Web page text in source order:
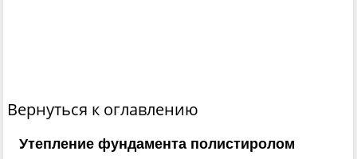
Вернуться к оглавлению
Утепление фундамента полистиролом